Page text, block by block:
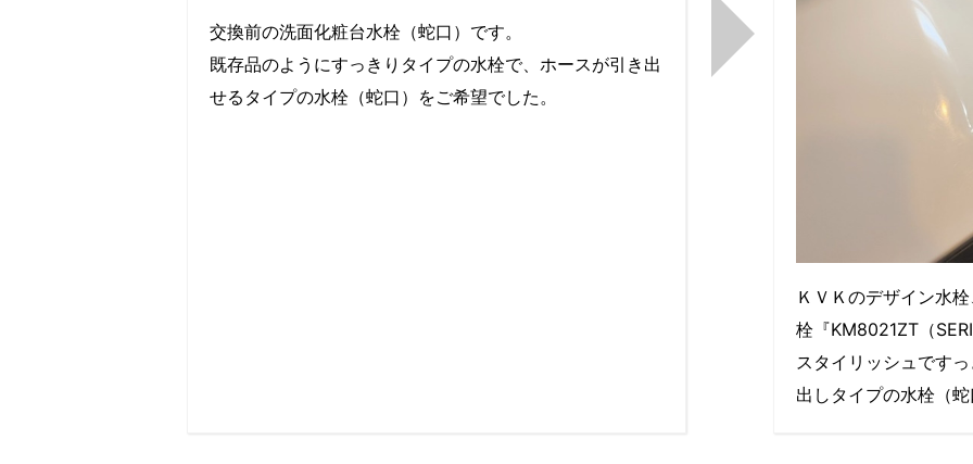
交換前の洗面化粧台水栓（蛇口）です。
既存品のようにすっきりタイプの水栓で、ホースが引き出
せるタイプの水栓（蛇口）をご希望でした。
ＫＶＫのデザイン水
栓『KM8021ZT（
スタイリッシュです
出しタイプの水栓（